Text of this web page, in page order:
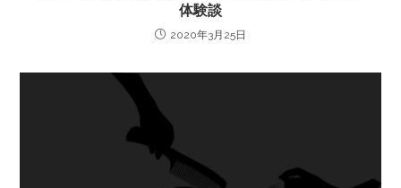
体験談
2020年3月25日